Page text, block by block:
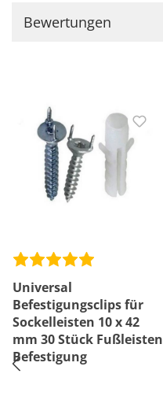
Bewertungen
Universal
Befestigungsclips für
Sockelleisten 10 x 42
mm 30 Stück Fußleisten
Befestigung